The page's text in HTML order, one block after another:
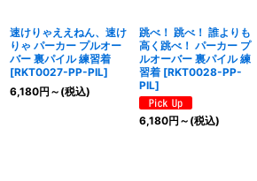
速けりゃええねん、速け
りゃ パーカー プルオー
バー 裏パイル 練習着
[RKT0027-PP-PIL]
6,180円 ～ (税込)
跳べ！ 跳べ！ 誰よりも
高く跳べ！ パーカー プ
ルオーバー 裏パイル 練
習着 [RKT0028-PP-
PIL]
6,180円 ～ (税込)